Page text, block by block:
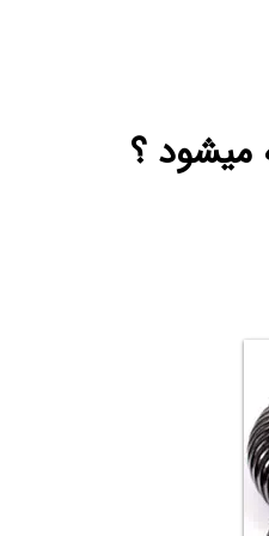
میشود ؟